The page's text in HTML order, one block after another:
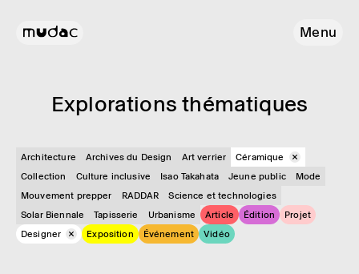
Menu
Explo­ra­tions théma­tiques
Architecture Archives du Design Art verrier
Céramique
Collection
Culture inclusive Isao Takahata Jeune public
Mode
Mouvement prepper
RADDAR
Science et technologies
Solar Biennale
Tapisserie Urbanisme Article Édition
Projet
Designer
Exposition Événement Vidéo